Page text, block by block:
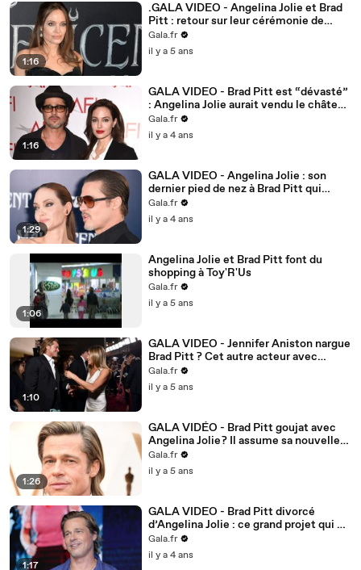
1:16
.GALA VIDEO - Angelina Jolie et Brad
Pitt : retour sur leur cérémonie de
mariage très secrète.
Gala.fr
il y a 5 ans
1:16
GALA VIDEO - Brad Pitt est “dévasté”
: Angelina Jolie aurait vendu le château
de Miraval “pour le blesser”
Gala.fr
il y a 4 ans
1:29
GALA VIDEO - Angelina Jolie : son
dernier pied de nez à Brad Pitt qui
l'attaque en justice
Gala.fr
il y a 4 ans
1:06
Angelina Jolie et Brad Pitt font du
shopping à Toy'R'Us
Gala.fr
il y a 5 ans
1:10
GALA VIDEO - Jennifer Aniston nargue
Brad Pitt ? Cet autre acteur avec
lequel elle s'est amusée après les
Oscars
Gala.fr
il y a 5 ans
1:26
GALA VIDÉO - Brad Pitt goujat avec
Angelina Jolie ? Il assume sa nouvelle
romance.
Gala.fr
il y a 5 ans
1:17
GALA VIDEO - Brad Pitt divorcé
d’Angelina Jolie : ce grand projet qui va
enfin voir le jour
Gala.fr
il y a 4 ans